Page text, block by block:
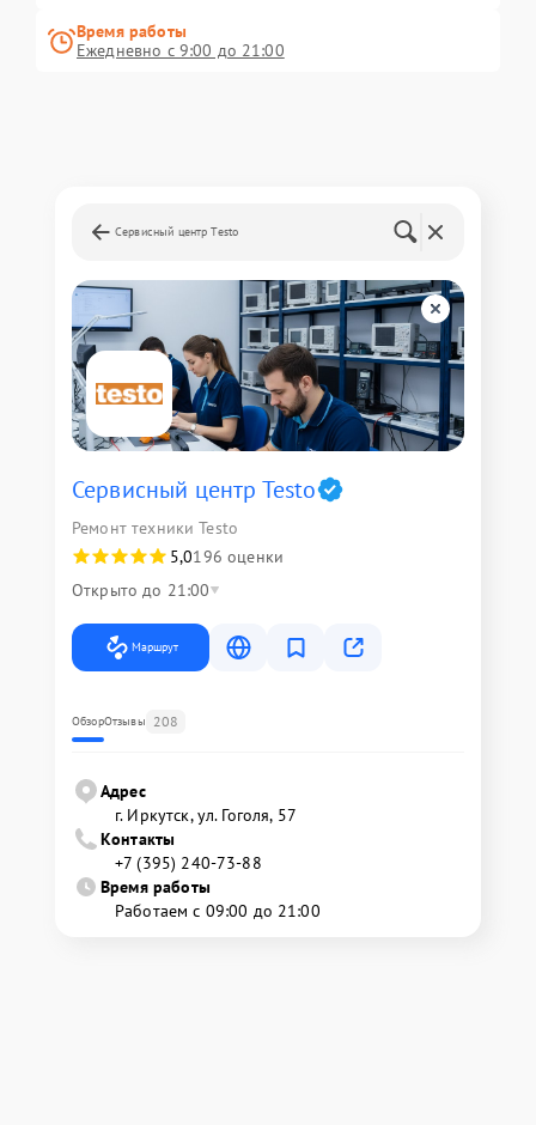
Время работы
Ежедневно с 9:00 до 21:00
Сервисный центр Testo
Сервисный центр Testo
Ремонт техники Testo
5,0196 оценки
Открыто до 21:00
Маршрут
ОбзорОтзывы 208
Адрес
г. Иркутск, ул. ​Гоголя, 57
Контакты
+7 (395) 240-73-88
Время работы
Работаем с 09:00 до 21:00